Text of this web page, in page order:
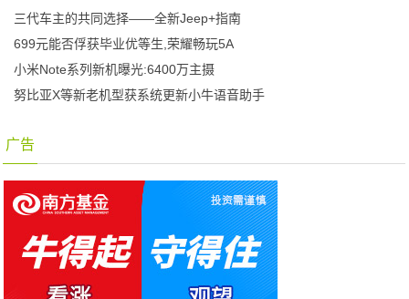
三代车主的共同选择——全新Jeep+指南
699元能否俘获毕业优等生,荣耀畅玩5A
小米Note系列新机曝光:6400万主摄
努比亚X等新老机型获系统更新小牛语音助手
广告